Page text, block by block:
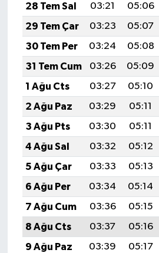
28 Tem Sal
03:21 05:06
29 Tem Çar
03:23 05:07
30 Tem Per
03:24 05:08
31 Tem Cum
03:26 05:09
1 Ağu Cts
03:27 05:10
2 Ağu Paz
03:29 05:11
3 Ağu Pts
03:30 05:11
4 Ağu Sal
03:32 05:12
5 Ağu Çar
03:33 05:13
6 Ağu Per
03:34 05:14
7 Ağu Cum
03:36 05:15
8 Ağu Cts
03:37 05:16
9 Ağu Paz
03:39 05:17